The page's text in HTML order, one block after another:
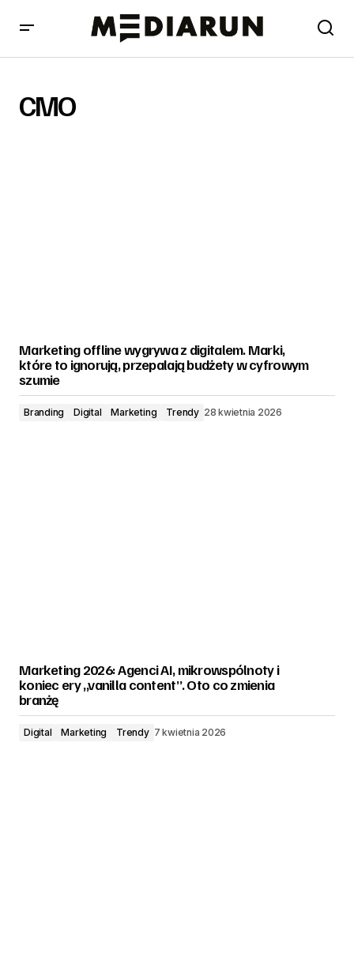
CMO
Marketing offline wygrywa z digitalem. Marki,
które to ignorują, przepalają budżety w cyfrowym
szumie
Branding Digital Marketing Trendy 28 kwietnia 2026
Marketing 2026: Agenci AI, mikrowspólnoty i
koniec ery „vanilla content”. Oto co zmienia
branżę
Digital Marketing Trendy 7 kwietnia 2026